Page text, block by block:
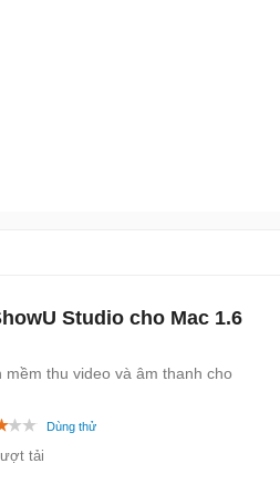
Studio cho Mac 1.6
mềm thu video và âm thanh cho
tải